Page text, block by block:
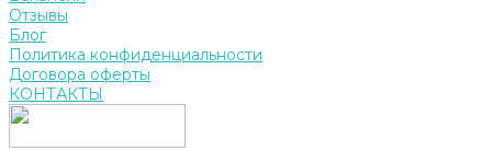
Отзывы
Блог
Политика конфиденциальности
Договора оферты
КОНТАКТЫ